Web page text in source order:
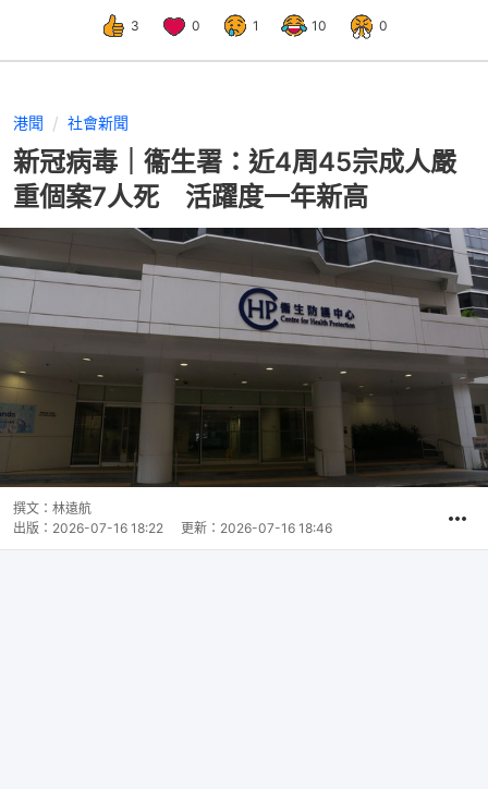
3 0 1 10 0
港聞 社會新聞
新冠病毒｜衞生署：近4周45宗成人嚴
重個案7人死 活躍度一年新高
撰文： 林遠航
出版： 2026-07-16 18:22 更新： 2026-07-16 18:46